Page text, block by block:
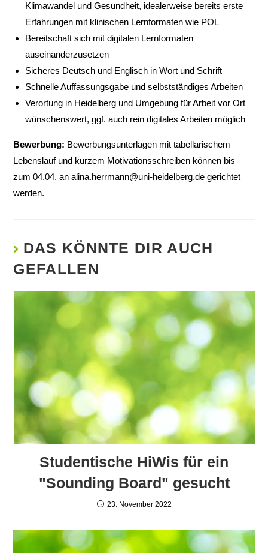
Klimawandel und Gesundheit, idealerweise bereits erste
Erfahrungen mit klinischen Lernformaten wie POL
Bereitschaft sich mit digitalen Lernformaten
auseinanderzusetzen
Sicheres Deutsch und Englisch in Wort und Schrift
Schnelle Auffassungsgabe und selbstständiges Arbeiten
Verortung in Heidelberg und Umgebung für Arbeit vor Ort
wünschenswert, ggf. auch rein digitales Arbeiten möglich
Bewerbung: Bewerbungsunterlagen mit tabellarischem
Lebenslauf und kurzem Motivationsschreiben können bis
zum 04.04. analina.herrmann@uni-heidelberg.de gerichtet
werden.
DAS KÖNNTE DIR AUCH
GEFALLEN
Studentische HiWis für ein
"Sounding Board" gesucht
23. November 2022